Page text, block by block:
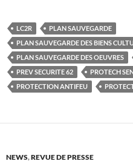
LC2R
PLAN SAUVEGARDE
PLAN SAUVEGARDE DES BIENS
PLAN SAUVEGARDE DES OEUVRES
PREV SECURITE 62
PROTECH
PROTECTION ANTIFEU
NEWS,REVUE DE PRESSE